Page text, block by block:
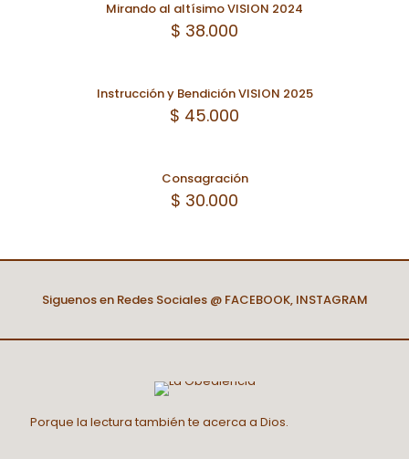
Mirando al altísimo VISION 2024
$ 38.000
Instrucción y Bendición VISION 2025
$ 45.000
Consagración
$ 30.000
Siguenos en Redes Sociales @ FACEBOOK, INSTAGRAM
Porque la lectura también te acerca a Dios.